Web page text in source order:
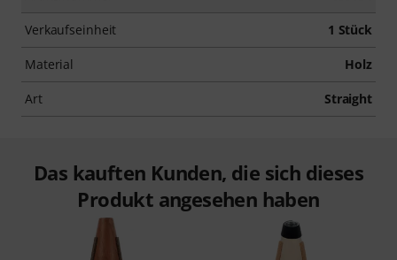
Verkaufseinheit 1 Stück
Material Holz
Art Straight
Das kauften Kunden, die sich dieses
Produkt angesehen haben